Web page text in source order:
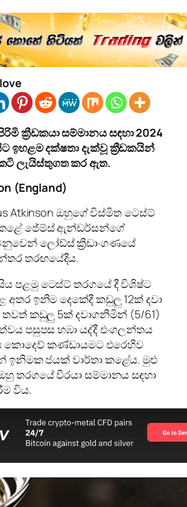
ක්‍රීඩකයා සම්මානය සඳහා2024
ඉහළම දක්ෂතා දැක්වූ ක්‍රීඩකයින්
ලැයිස්තුගත කර ඇත.
(England)
Atkinson ඔහුගේ විස්මිත ටෙස්ට්
කළේ ජේම්ස් ඇන්ඩර්සන්ගේ
ලෝඩ්ස් ක්‍රීඩාංගණයේ
තරඟයේදීය.
පළමු ටෙස්ට් තරගයේ දී විශිෂ්ට
අතර ඉනිම දෙකේදී කඩුලු 12ක් දවා
කඩුලු 5ක් දවාගනිමින් (5/61)
පසුපස හඹා යද්දී එංගලන්තය
කොදෙව් කණ්ඩායමට එරෙහිව
ඉනිමක ජයක් වාර්තා කළේය. මුළු
තරගයේ වීරයා සම්මානය සඳහා
විය.